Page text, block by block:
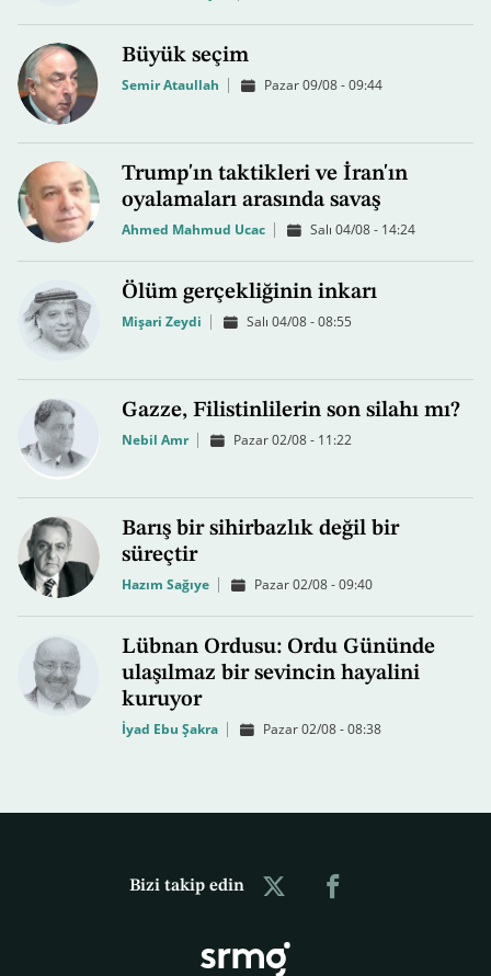
Büyük seçim
Semir Ataullah Pazar 09/08 - 09:44
Trump'ın taktikleri ve İran'ın
oyalamaları arasında savaş
Ahmed Mahmud Ucac Salı 04/08 - 14:24
Ölüm gerçekliğinin inkarı
Mişari Zeydi Salı 04/08 - 08:55
Gazze, Filistinlilerin son silahı mı?
Nebil Amr Pazar 02/08 - 11:22
Barış bir sihirbazlık değil bir
süreçtir
Hazım Sağıye Pazar 02/08 - 09:40
Lübnan Ordusu: Ordu Gününde
ulaşılmaz bir sevincin hayalini
kuruyor
İyad Ebu Şakra Pazar 02/08 - 08:38
Bizi takip edin